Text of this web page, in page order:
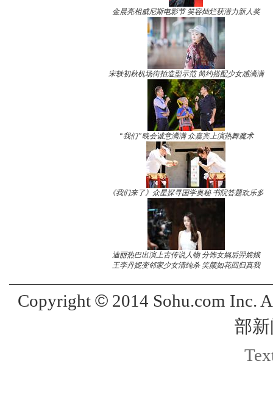
金晨亮相威尼斯电影节 笑容灿烂获潜力新人奖
宋轶初秋机场街拍造型示范 简约搭配少女感满满
“我们”晚会诚意满满 众嘉宾上演热舞魔术
《我们来了》众星探寻国学奥秘 书院答题欢乐多
迪丽热巴出演上古传说人物 分饰女娲后羿嫦娥
王李丹妮变邻家少女清纯杀 笑颜如花回归真我
Copyright ©2014 Sohu.com Inc.
部